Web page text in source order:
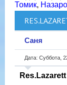
Томик,
Саня
Дата: Суббота,